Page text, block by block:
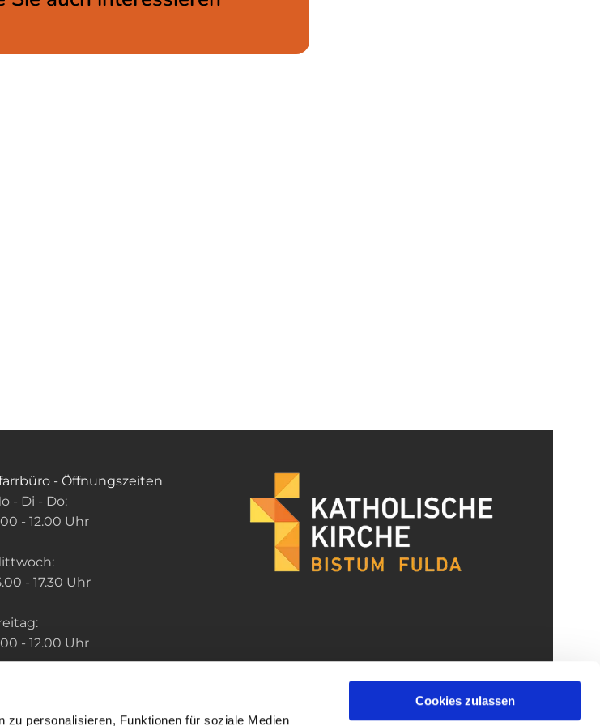
zu personalisieren, Funktionen für soziale Medien
Cookies zulassen
- Öffnungszeiten
- Di - Do:
- 12.00 Uhr
- 17.30 Uhr
- 12.00 Uhr